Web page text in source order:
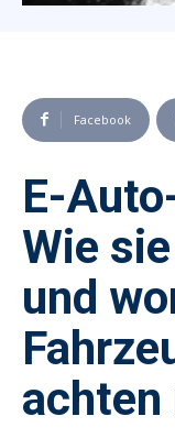
Facebook
E-
Wie
und
achten